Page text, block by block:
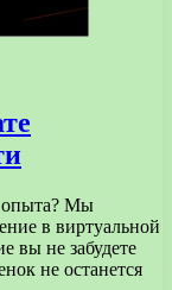
опыта? Мы
в виртуальной
вы не забудете
не останется